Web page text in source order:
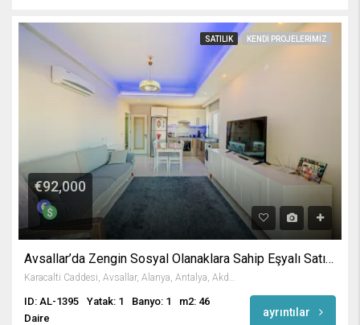
SATILIK KENDI PROJELERIMIZ
€92,000
Avsallar’da Zengin Sosyal Olanaklara Sahip Eşyalı Satılık Daire
ID: AL-1395 Yatak: 1 Banyo: 1
m2: 46
Daire
ayrıntılar